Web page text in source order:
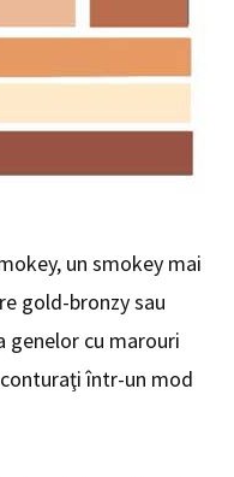
un smokey mai
gold-bronzy sau
genelor cu marouri
într-un mod